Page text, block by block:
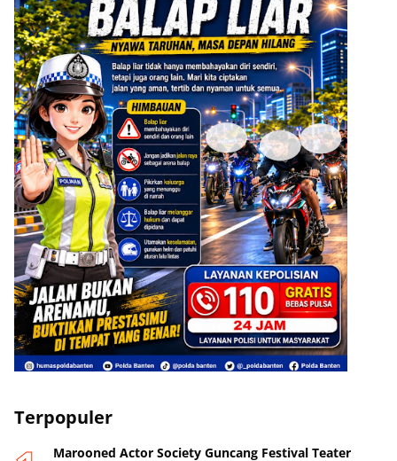
Terpopuler
Marooned Actor Society Guncang Festival Teater